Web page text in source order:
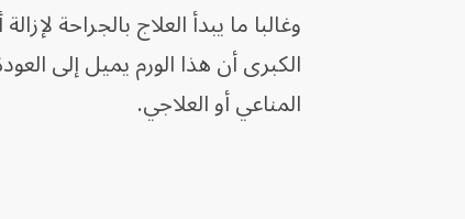
وغالبا ما يبدأ العلاج بالجراحة
الكبرى أن هذا الورم يميل إلى
المناعي أو العلاجي.